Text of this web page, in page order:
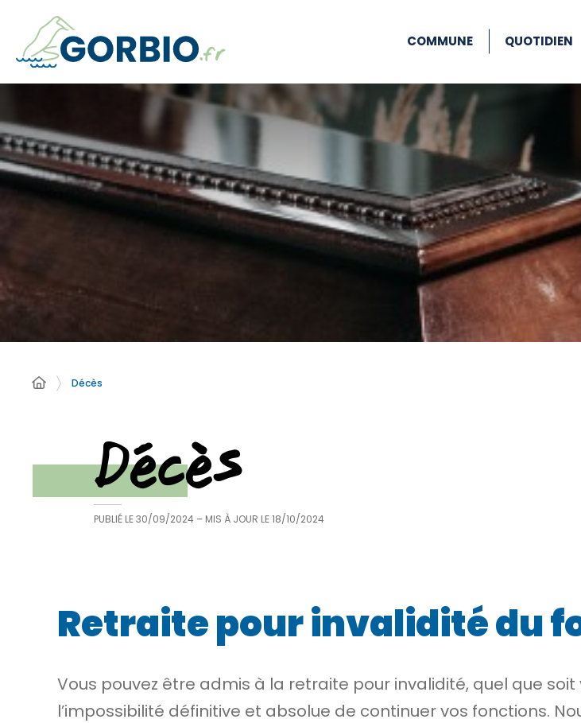
COMMUNE QUOTIDIEN
Décès
Décès
PUBLIÉ LE30/09/2024 – MIS À JOUR LE18/10/2024
Retraite pour invalidité du
Vous pouvez être admis à la retraite pour invalidité, quel que
l’impossibilité définitive et absolue de continuer vos fonctions.